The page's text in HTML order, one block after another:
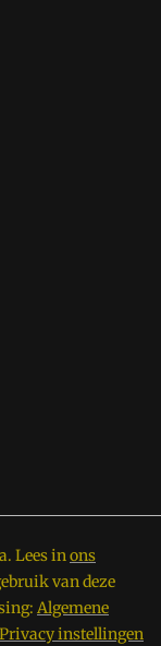
Lees inons
van deze
Algemene
Privacy instellingen